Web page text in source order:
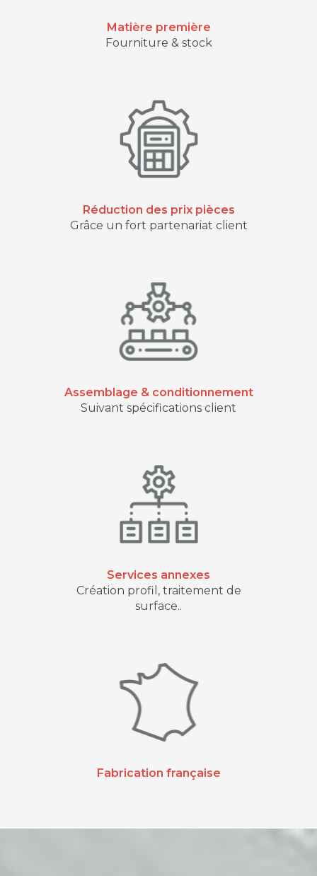
Matière première
Fourniture & stock
Réduction des prix pièces
Grâce un fort partenariat client
Assemblage & conditionnement
Suivant spécifications client
Services annexes
Création profil, traitement de
surface..
Fabrication française